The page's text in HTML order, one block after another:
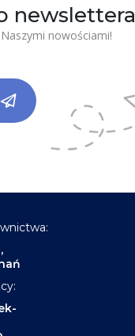
newslettera
nowościami!